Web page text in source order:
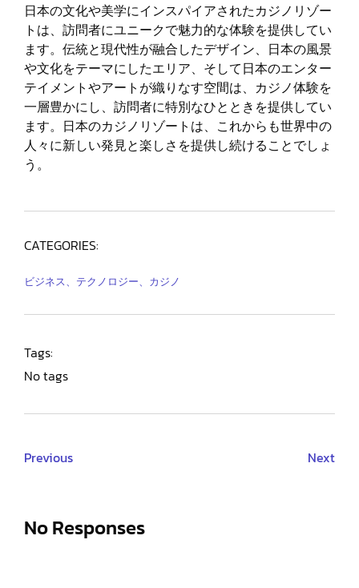
日本の文化や美学にインスパイアされたカジノリゾー
トは、訪問者にユニークで魅力的な体験を提供してい
ます。伝統と現代性が融合したデザイン、日本の風景
や文化をテーマにしたエリア、そして日本のエンター
テイメントやアートが織りなす空間は、カジノ体験を
一層豊かにし、訪問者に特別なひとときを提供してい
ます。日本のカジノリゾートは、これからも世界中の
人々に新しい発見と楽しさを提供し続けることでしょ
う。
CATEGORIES:
ビジネス、テクノロジー、カジノ
Tags:
No tags
Previous Next
No Responses